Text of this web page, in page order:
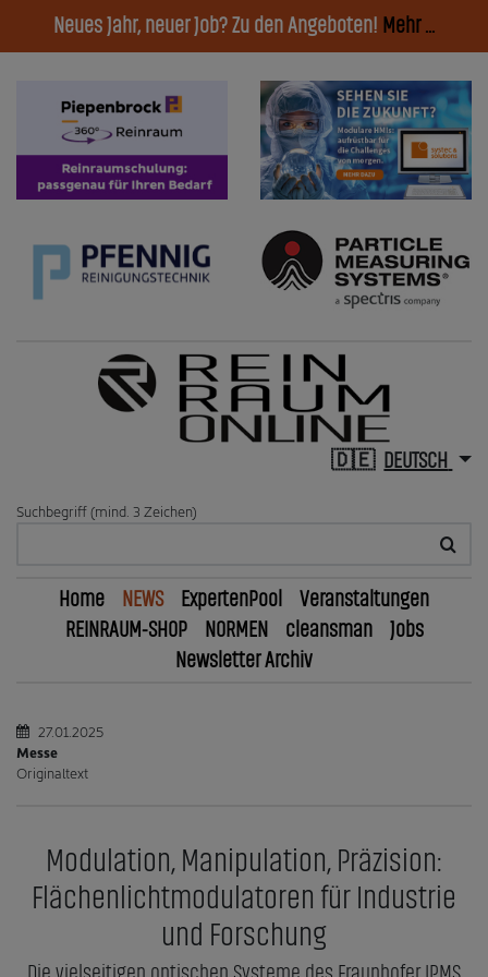
Neues Jahr, neuer Job? Zu den Angeboten! Mehr ...
DEUTSCH
Suchbegriff (mind. 3 Zeichen)
Home NEWS ExpertenPool
Veranstaltungen
REINRAUM-SHOP
NORMEN cleansman
Jobs
Newsletter Archiv
27.01.2025
Messe
Originaltext
Modulation, Manipulation, Präzision:
Flächenlichtmodulatoren für Industrie
und Forschung